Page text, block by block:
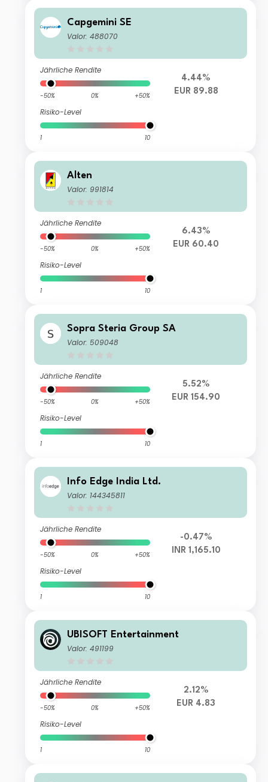
Capgemini SE
Valor: 488070
Jährliche Rendite
-50% 0% +50%
Risiko-Level
1 10
4.44%
EUR 89.88
Alten
Valor: 991814
Jährliche Rendite
-50% 0% +50%
Risiko-Level
1 10
6.43%
EUR 60.40
Sopra Steria Group SA
Valor: 509048
Jährliche Rendite
-50% 0% +50%
Risiko-Level
1 10
5.52%
EUR 154.90
Info Edge India Ltd.
Valor: 144345811
Jährliche Rendite
-50% 0% +50%
Risiko-Level
1 10
-0.47%
INR 1,165.10
UBISOFT Entertainment
Valor: 491199
Jährliche Rendite
-50% 0% +50%
Risiko-Level
1 10
2.12%
EUR 4.83